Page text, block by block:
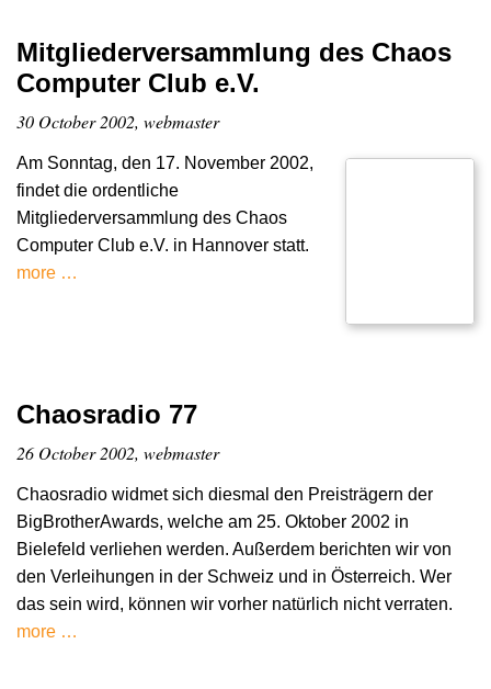
Mitgliederversammlung des Chaos
Computer Club e.V.
30 October 2002, webmaster
Am Sonntag, den 17. November 2002,
findet die ordentliche
Mitgliederversammlung des Chaos
Computer Club e.V. in Hannover statt.
more …
Chaosradio 77
26 October 2002, webmaster
Chaosradio widmet sich diesmal den Preisträgern der
BigBrotherAwards, welche am 25. Oktober 2002 in
Bielefeld verliehen werden. Außerdem berichten wir von
den Verleihungen in der Schweiz und in Österreich. Wer
das sein wird, können wir vorher natürlich nicht verraten.
more …